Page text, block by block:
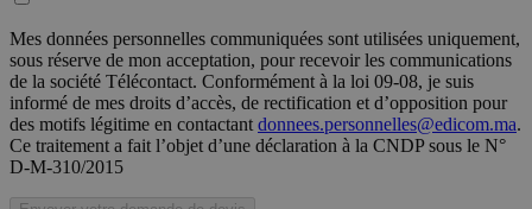
Mes données personnelles communiquées sont utilisées uniquement,
sous réserve de mon acceptation, pour recevoir les communications
de la société Télécontact. Conformément à la loi 09-08, je suis
informé de mes droits d’accès, de rectification et d’opposition pour
des motifs légitime en contactant donnees.personnelles@edicom.ma.
Ce traitement a fait l’objet d’une déclaration à la CNDP sous le N°
D-M-310/2015